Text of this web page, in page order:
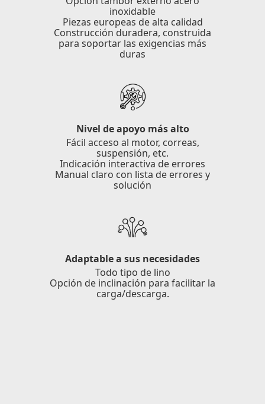
inoxidable
Piezas europeas de alta calidad
Construcción duradera, construida
para soportar las exigencias más
duras
Nivel de apoyo más alto
Fácil acceso al motor, correas,
suspensión, etc.
Indicación interactiva de errores
Manual claro con lista de errores y
solución
Adaptable a sus necesidades
Todo tipo de lino
Opción de inclinación para facilitar la
carga/descarga.